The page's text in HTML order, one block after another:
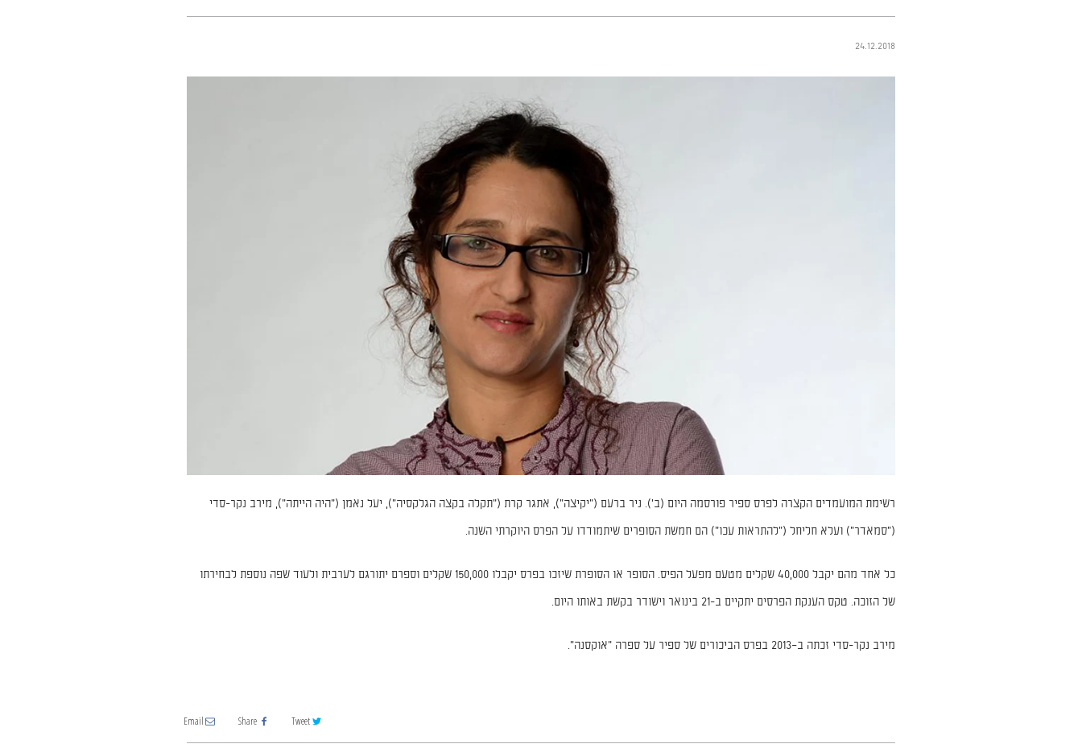
24.12.2018
רשימת המועמדים הקצרה לפרס ספיר פורסמה היום (ב'). ניר ברעם ("יקיצה"), אתגר קרת ("תקלה בקצה הגלקסיה"), יעל נאמן ("היה הייתה"), מירב נקר-סדי
("סמאדר") ועלא חליחל ("להתראות עכו") הם חמשת הסופרים שיתמודדו על הפרס היוקרתי השנה.
כל אחד מהם יקבל 40,000 שקלים מטעם מפעל הפיס. הסופר או הסופרת שיזכו בפרס יקבלו 150,000 שקלים וספרם יתורגם לערבית ולעוד שפה נוספת לבחירתו
של הזוכה. טקס הענקת הפרסים יתקיים ב-21 בינואר וישודר בקשת באותו היום.
מירב נקר-סדי זכתה ב–2013 בפרס הביכורים של ספיר על ספרה "אוקסנה".
Tweet
Share
Email